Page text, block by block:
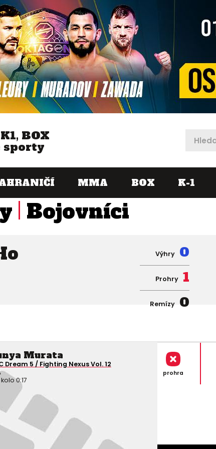
BOX
sporty
MMA BOX K-1
Bojovníci
Výhry 0
Prohry 1
Remízy 0
Murata
Dream 5 / Fighting Nexus Vol. 12
0:17
prohra